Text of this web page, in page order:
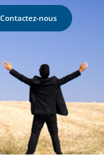
Contactez-nous